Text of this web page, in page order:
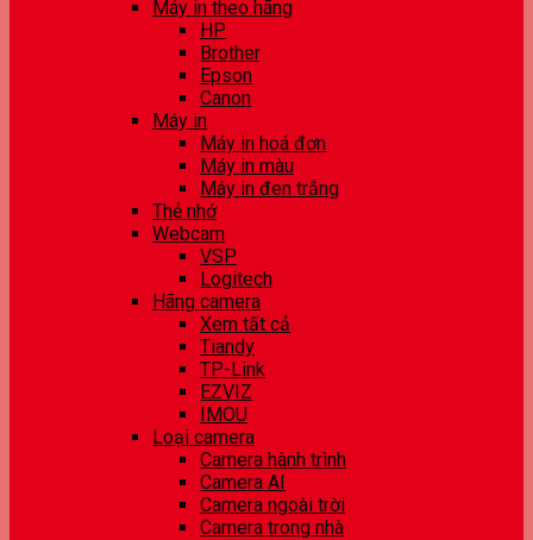
Máy in theo hãng
HP
Brother
Epson
Canon
Máy in
Máy in hoá đơn
Máy in màu
Máy in đen trắng
Thẻ nhớ
Webcam
VSP
Logitech
Hãng camera
Xem tất cả
Tiandy
TP-Link
EZVIZ
IMOU
Loại camera
Camera hành trình
Camera AI
Camera ngoài trời
Camera trong nhà